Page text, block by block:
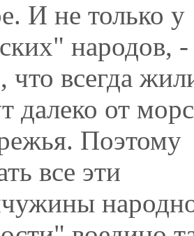
И не только у
народов,
что всегда
далеко от
Поэтому
все эти